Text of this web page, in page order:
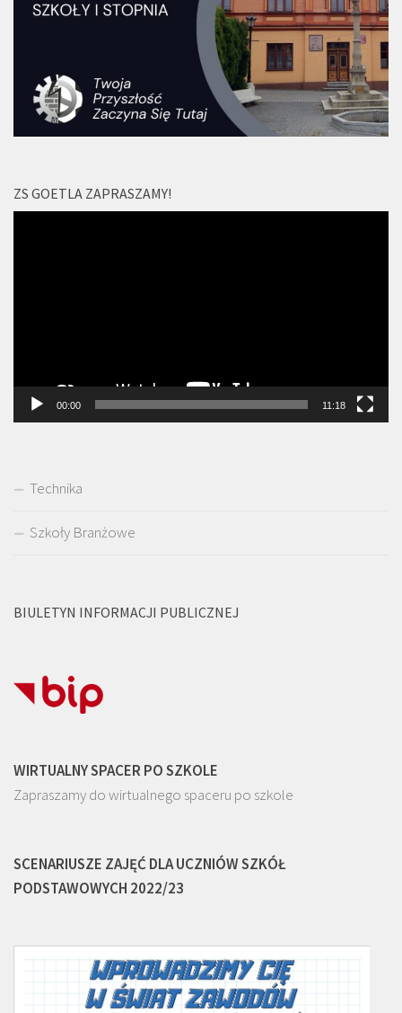
ZS GOETLA ZAPRASZAMY!
00:00 11:18
Technika
Szkoły Branżowe
BIULETYN INFORMACJI PUBLICZNEJ
WIRTUALNY SPACER PO SZKOLE
Zapraszamy do wirtualnego spaceru po szkole
SCENARIUSZE ZAJĘĆ DLA UCZNIÓW SZKÓŁ
PODSTAWOWYCH 2022/23